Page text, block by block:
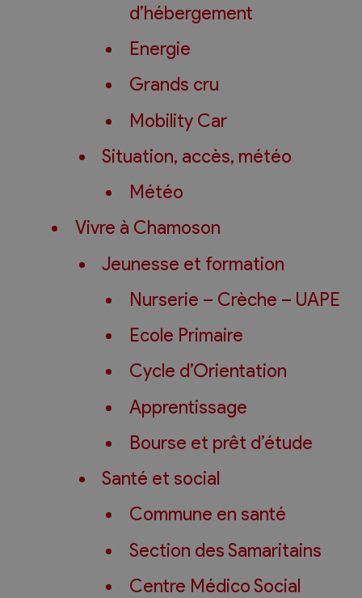
d’hébergement
Energie
Grands cru
Mobility Car
Situation, accès, météo
Météo
Vivre à Chamoson
Jeunesse et formation
Nurserie – Crèche – UAPE
Ecole Primaire
Cycle d’Orientation
Apprentissage
Bourse et prêt d’étude
Santé et social
Commune en santé
Section des Samaritains
Centre Médico Social